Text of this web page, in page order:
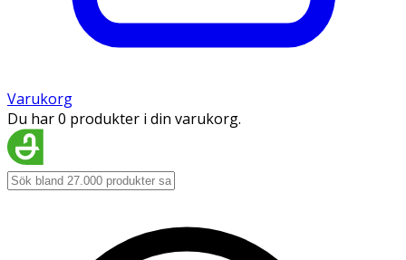
Varukorg
Du har 0 produkter i din varukorg.